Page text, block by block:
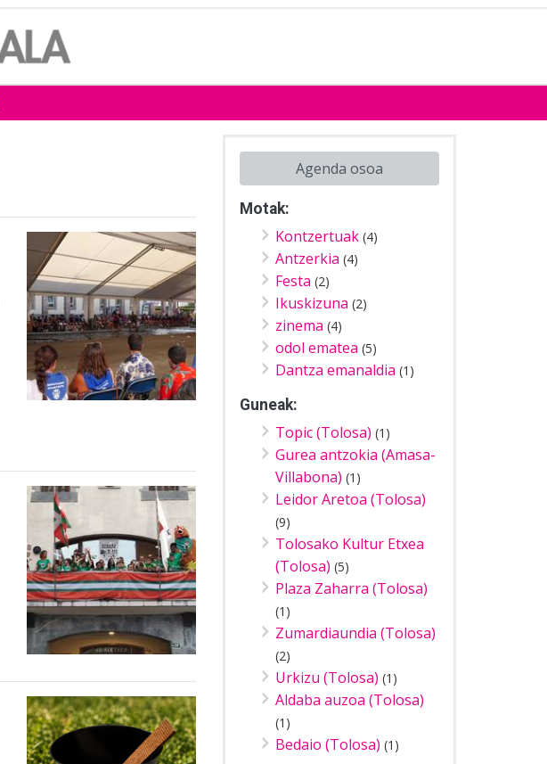
Agenda osoa
Motak:
Kontzertuak (4)
Antzerkia (4)
Festa (2)
Ikuskizuna (2)
zinema (4)
odol ematea (5)
Dantza emanaldia (1)
Guneak:
Topic (Tolosa) (1)
Gurea antzokia (Amasa-
Villabona) (1)
Leidor Aretoa (Tolosa)
(9)
Tolosako Kultur Etxea
(Tolosa) (5)
Plaza Zaharra (Tolosa)
(1)
Zumardiaundia (Tolosa)
(2)
Urkizu (Tolosa) (1)
Aldaba auzoa (Tolosa)
(1)
Bedaio (Tolosa) (1)